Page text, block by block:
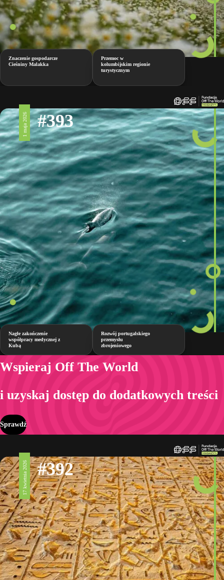
Znaczenie gospodarcze
Cieśniny Malakka
Przemoc w
kolumbijskim regionie
turystycznym
1 maja 2026 #393
Nagłe zakończenie
współpracy medycznej z
Kubą
Rozwój portugalskiego
przemysłu
zbrojeniowego
Wspieraj Off The World
i uzyskaj dostęp do dodatkowych treści
Sprawdź
17 kwietnia 2026 #392